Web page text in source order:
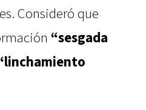
Consideró que
“sesgada